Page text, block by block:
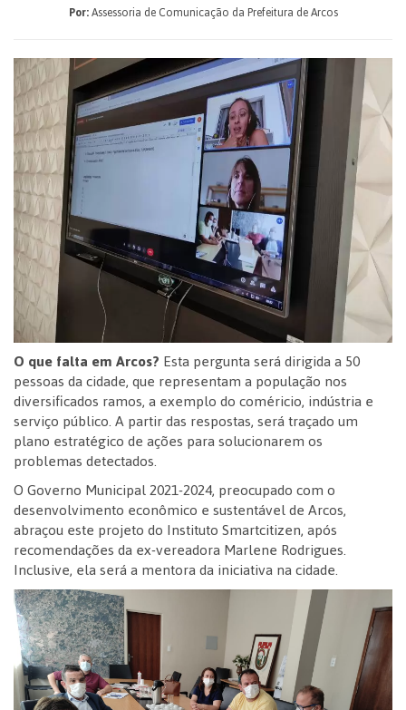
Por:Assessoria de Comunicação da Prefeitura de Arcos
O que falta em Arcos?Esta pergunta será dirigida a 50
pessoas da cidade, que representam a população nos
diversificados ramos, a exemplo do coméricio, indústria e
serviço público. A partir das respostas, será traçado um
plano estratégico de ações para solucionarem os
problemas detectados.
O Governo Municipal 2021-2024, preocupado com o
desenvolvimento econômico e sustentável de Arcos,
abraçou este projeto do Instituto Smartcitizen, após
recomendações da ex-vereadora Marlene Rodrigues.
Inclusive, ela será a mentora da iniciativa na cidade.